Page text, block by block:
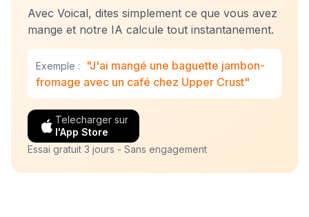
Avec Voical, dites simplement ce que vous avez
mange et notre IA calcule tout instantanement.
Exemple :
"J'ai mangé une baguette jambon-
fromage avec un café chez Upper Crust"
Telecharger sur
l'App Store
Essai gratuit 3 jours - Sans engagement